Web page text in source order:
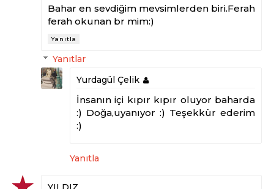
Bahar en sevdiğim mevsimlerden biri.Ferah
ferah okunan br mim:)
Yanıtla
Yanıtlar
Yurdagül Çelik
İnsanın içi kıpır kıpır oluyor baharda
:) Doğa,uyanıyor :) Teşekkür ederim
:)
Yanıtla